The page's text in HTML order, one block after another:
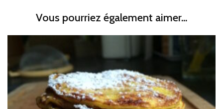
Vous pourriez également aimer...